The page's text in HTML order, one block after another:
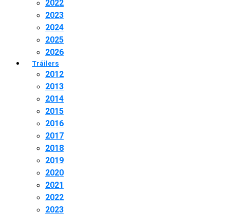
2022
2023
2024
2025
2026
Tráilers
2012
2013
2014
2015
2016
2017
2018
2019
2020
2021
2022
2023